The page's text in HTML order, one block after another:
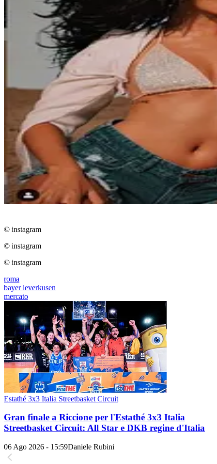
© instagram
© instagram
© instagram
roma
bayer leverkusen
mercato
Estathé 3x3 Italia Streetbasket Circuit
Gran finale a Riccione per l'Estathé 3x3 Italia
Streetbasket Circuit: All Star e DKB regine d'Italia
06 Ago 2026 - 15:59Daniele Rubini